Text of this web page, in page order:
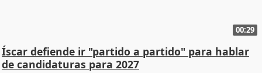
00:29
Íscar defiende ir "partido a partido" para hablar
de candidaturas para 2027